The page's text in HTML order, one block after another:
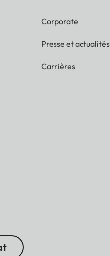
Corporate
Presse et actualités
Carrières